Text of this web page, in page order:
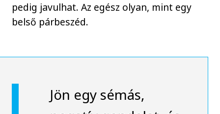
pedig javulhat. Az egész olyan, mint egy
belső párbeszéd.
Jön egy sémás,